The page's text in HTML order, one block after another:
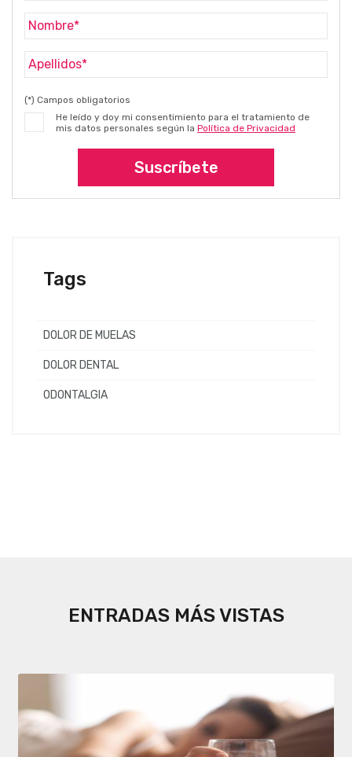
(*) Campos obligatorios
He leído y doy mi consentimiento para el tratamiento de
mis datos personales según la Política de Privacidad
Suscríbete
Tags
DOLOR DE MUELAS
DOLOR DENTAL
ODONTALGIA
ENTRADAS MÁS VISTAS